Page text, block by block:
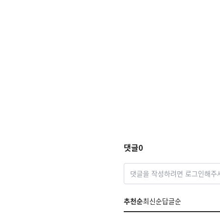
댓글0
댓글을 작성하려면 로그인해주
추천순최신순답글순